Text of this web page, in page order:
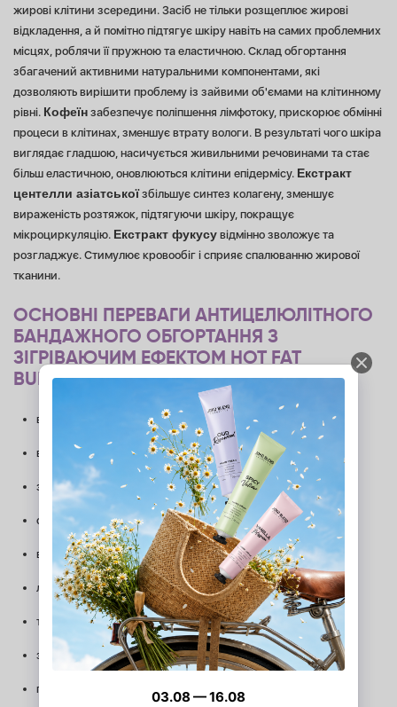
жирові клітини зсередини. Засіб не тільки розщеплює жирові
відкладення, а й помітно підтягує шкіру навіть на самих проблемних
місцях, роблячи її пружною та еластичною. Склад обгортання
збагачений активними натуральними компонентами, які
дозволяють вирішити проблему із зайвими об'ємами на клітинному
рівні. Кофеїн забезпечує поліпшення лімфотоку, прискорює обмінні
процеси в клітинах, зменшує втрату вологи. В результаті чого шкіра
виглядає гладшою, насичується живильними речовинами та стає
більш еластичною, оновлюються клітини епідермісу. Екстракт
центелли азіатськоїзбільшує синтез колагену, зменшує
вираженість розтяжок, підтягуючи шкіру, покращує
мікроциркуляцію. Екстракт фукусу відмінно зволожує та
розгладжує. Стимулює кровообіг і сприяє спалюванню жирової
тканини.
ОСНОВНІ ПЕРЕВАГИ АНТИЦЕЛЮЛІТНОГО
БАНДАЖНОГО ОБГОРТАННЯ З
ЗІГРІВАЮЧИМ ЕФЕКТОМ HOT FAT
BURNING JOKO BLEND:
відтік зайвої рідини;
виведення токсинів;
зменшення об'ємів тіла;
скорочення жирових відкладень та апельсинової шкірки;
вирівнювання мікрорельєфу шкіри;
ліфтинг-ефект;
тургор шкіри та тонус судин;
зняття втоми;
почуття легкості.